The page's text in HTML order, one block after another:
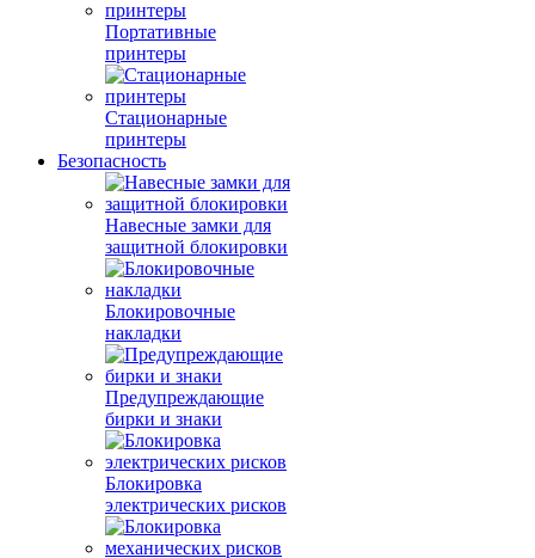
Портативные
принтеры
Стационарные
принтеры
Безопасность
Навесные замки для
защитной блокировки
Блокировочные
накладки
Предупреждающие
бирки и знаки
Блокировка
электрических рисков